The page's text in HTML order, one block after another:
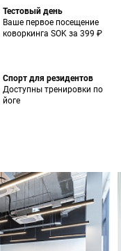
Тестовый день
Ваше первое посещение
коворкинга SOK за 399 ₽
Спорт для резидентов
Доступны тренировки по
йоге